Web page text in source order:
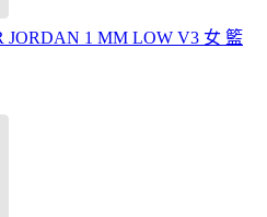
JORDAN 1 MM LOW V3 女 籃